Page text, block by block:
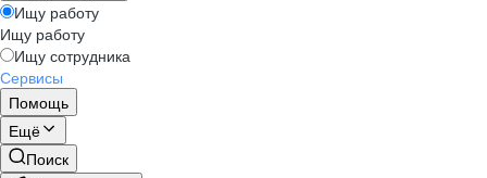
Ищу работу
Ищу работу
Ищу сотрудника
Сервисы
Помощь
Ещё
Поиск